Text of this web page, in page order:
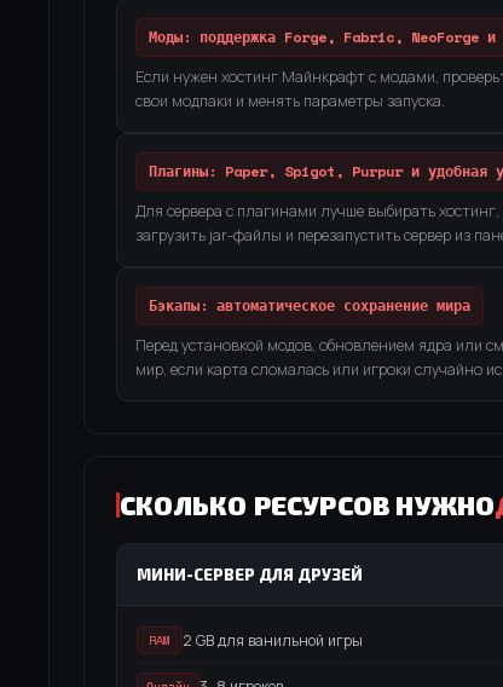
Моды: поддержка Forge, Fabric, NeoForge и
Если нужен хостинг Майнкрафт с модами,
свои модпаки и менять параметры запуска.
Плагины: Paper, Spigot, Purpur и удобная
Для сервера с плагинами лучше выбирать
загрузить jar-файлы и перезапустить сервер из
Бэкапы: автоматическое сохранение мира
Перед установкой модов, обновлением ядра или
мир, если карта сломалась или игроки случайно
СКОЛЬКО РЕСУРСОВ НУЖНО
МИНИ-СЕРВЕР ДЛЯ ДРУЗЕЙ
RAM 2 GB для ванильной игры